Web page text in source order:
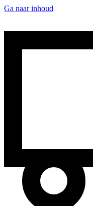
Ga naar inhoud